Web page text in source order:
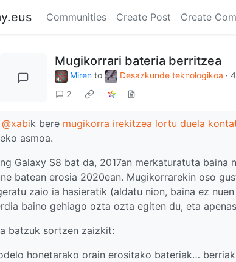
Communities Create Post Create
Mugikorrari bateria berritzea
Miren to Desazkunde teknologikoa ·
2
@xabik bere mugikorra irekitzea lortu duela
asmoa.
Galaxy S8 bat da, 2017an merkaturatuta
batean erosia 2020ean. Mugikorrarekin oso
zaio ia hasieratik (aldatu nion, baina ez
baino gehiago ozta ozta egiten du, eta
batzuk sortzen zaizkit:
honetarako orain erositako bateriak…